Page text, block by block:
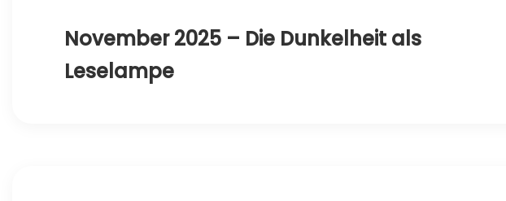
November 2025 – Die Dunkelheit als
Leselampe